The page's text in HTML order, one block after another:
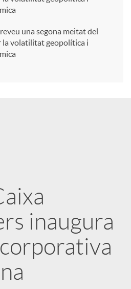
una segona meitat del
la volatilitat geopolítica i
inaugura